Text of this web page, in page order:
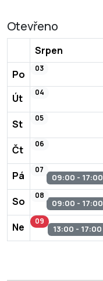
Otevřeno
Srpen
Po
03
Út 04
St 05
Čt 06
Pá 07
09:00 - 17:00
So 08
09:00 - 17:00
Ne 09
13:00 - 17:00